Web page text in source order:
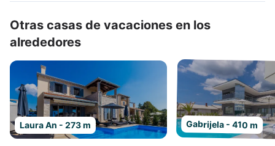
Otras casas de vacaciones en los
alrededores
Laura An - 273 m Gabrijela - 410 m